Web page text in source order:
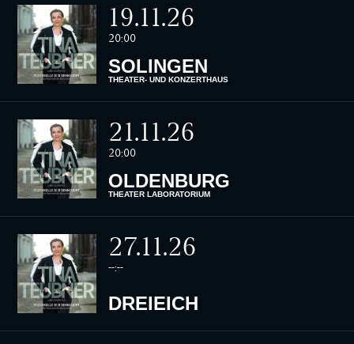
19.11.26
20:00
SOLINGEN
THEATER- UND KONZERTHAUS
21.11.26
20:00
OLDENBURG
THEATER LABORATORIUM
27.11.26
--:--
DREIEICH